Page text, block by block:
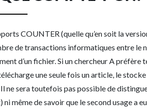
COUNTER (quelle qu’en soit la
de transactions informatiques entre le
d’un fichier. Si un chercheur A préfère
une seule fois un article, le
sera toutefois pas possible de
même de savoir que le second usage a